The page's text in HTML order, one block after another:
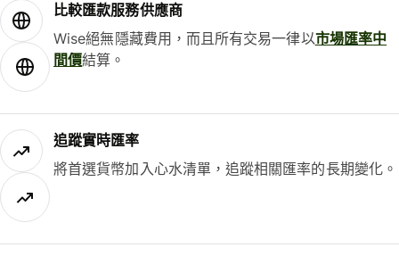
比較匯款服務供應商
Wise絕無隱藏費用，而且所有交易一律以市場匯率中
間價結算。
追蹤實時匯率
將首選貨幣加入心水清單，追蹤相關匯率的長期變化。